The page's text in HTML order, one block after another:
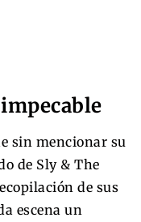
sin mencionar su
de Sly & The
de sus
escena un